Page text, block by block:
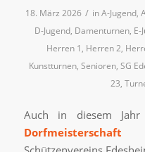
18. März 2026 / inA-Jugend,
D-Jugend, Damenturnen, E-
Herren 1 , Herren 2,
Kunstturnen, Senioren, SG
23,
Auch in diesem